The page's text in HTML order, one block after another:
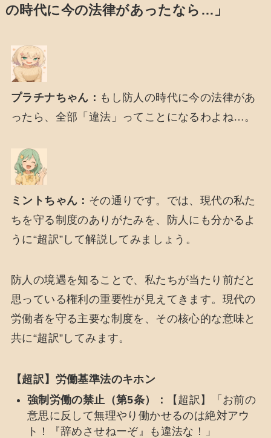
の時代に今の法律があったなら…」
プラチナちゃん： もし防人の時代に今の法律があ
ったら、全部「違法」ってことになるわよね…。
ミントちゃん： その通りです。では、現代の私た
ちを守る制度のありがたみを、防人にも分かるよ
うに“超訳”して解説してみましょう。
防人の境遇を知ることで、私たちが当たり前だと
思っている権利の重要性が見えてきます。現代の
労働者を守る主要な制度を、その核心的な意味と
共に“超訳”してみます。
【超訳】労働基準法のキホン
強制労働の禁止（第5条）：
【超訳】「お前の
意思に反して無理やり働かせるのは絶対アウ
ト！『辞めさせねーぞ』も違法な！」